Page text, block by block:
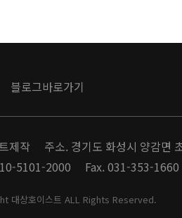
블로그바로가기
제작
주소. 경기도 화성시 양감면
5101-2000
Fax. 031-353-1660
대상호이스트 ALL Rights Reserved.